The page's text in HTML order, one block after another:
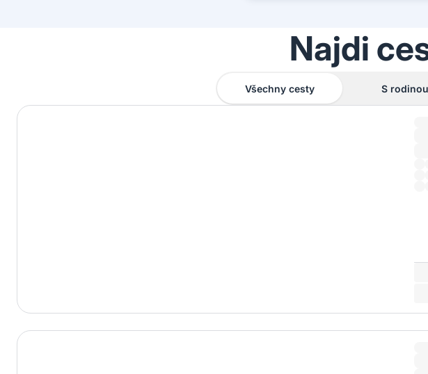
Najdi
Všechny cesty S rodinou